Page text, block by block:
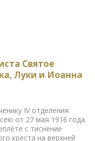
Святое
Луки и Иоанна
IV отделения
от 27 мая 1916 года.
с тиснение
креста на верхней